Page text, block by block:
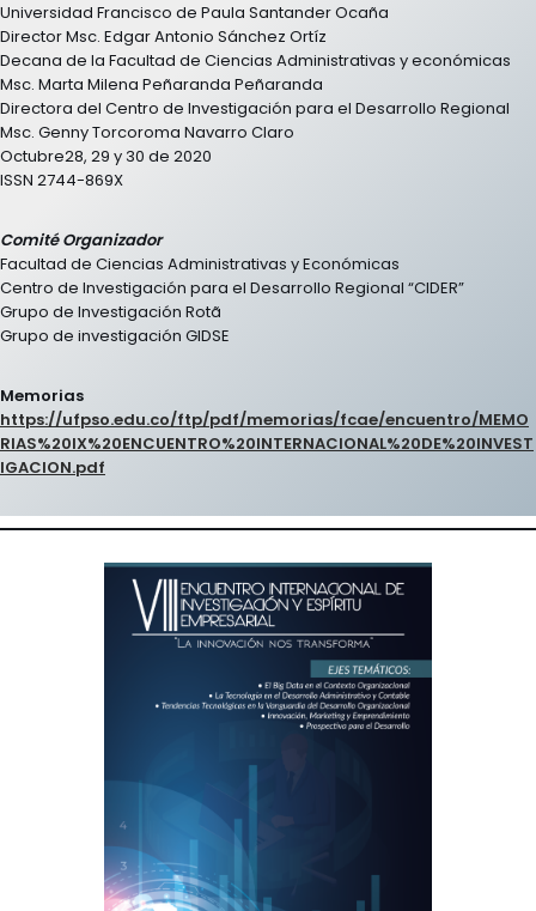
Universidad Francisco de Paula Santander Ocaña
Director Msc. Edgar Antonio Sánchez Ortíz
Decana de la Facultad de Ciencias Administrativas y económicas
Msc. Marta Milena Peñaranda Peñaranda
Directora del Centro de Investigación para el Desarrollo Regional
Msc. Genny Torcoroma Navarro Claro
Octubre28, 29 y 30 de 2020
ISSN 2744-869X
Comité Organizador
Facultad de Ciencias Administrativas y Económicas
Centro de Investigación para el Desarrollo Regional “CIDER”
Grupo de Investigación Rotã
Grupo de investigación GIDSE
Memorias
https://ufpso.edu.co/ftp/pdf/memorias/fcae/encuentro/MEMO
RIAS%20IX%20ENCUENTRO%20INTERNACIONAL%20DE%20INVEST
IGACION.pdf